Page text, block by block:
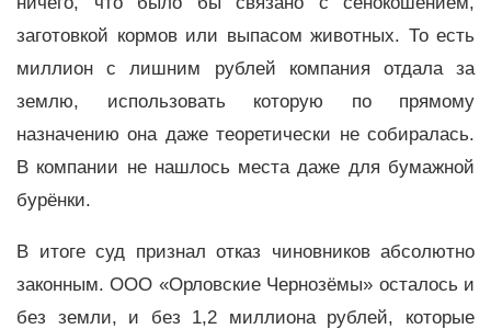
заготовкой кормов или выпасом животных. То есть
миллион с лишним рублей компания отдала за
землю, использовать которую по прямому
назначению она даже теоретически не собиралась.
В компании не нашлось места даже для бумажной
бурёнки.
В итоге суд признал отказ чиновников абсолютно
законным. ООО «Орловские Чернозёмы» осталось и
без земли, и без 1,2 миллиона рублей, которые